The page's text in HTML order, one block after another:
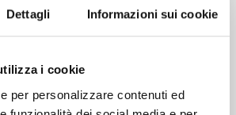
Dettagli Informazioni sui cookie
i cookie
per personalizzare contenuti ed